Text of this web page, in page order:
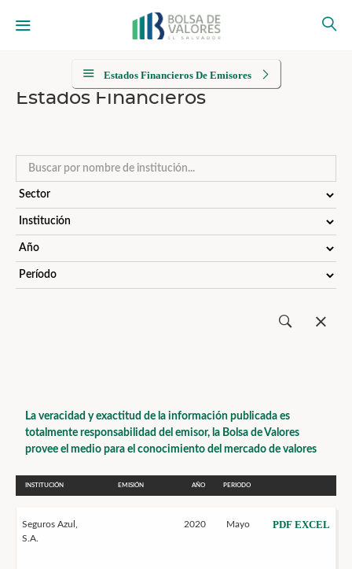
Estados Financieros De Emisores
Estados Financieros
La veracidad y exactitud de la información publicada es
totalmente responsabilidad del emisor, la Bolsa de Valores
provee el medio para el conocimiento del mercado de valores
INSTITUCIÓN EMISIÓN AÑO PERIODO
Seguros Azul,
S.A.
2020 Mayo PDF EXCEL